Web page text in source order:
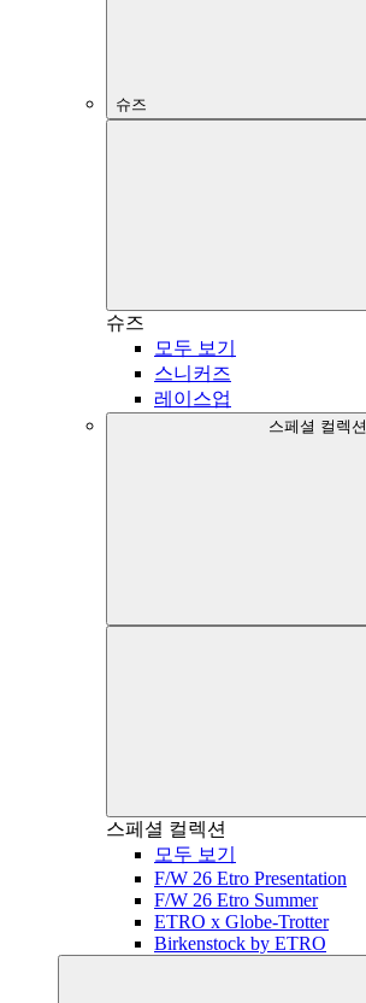
슈즈
슈즈
모두 보기
스니커즈
레이스업
스페셜 컬렉션
스페셜 컬렉션
모두 보기
F/W 26 Etro Presentation
F/W 26 Etro Summer
ETRO x Globe-Trotter
Birkenstock by ETRO